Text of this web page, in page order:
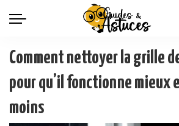
Comment nettoyer la grille
pour qu’il fonctionne mieux
moins